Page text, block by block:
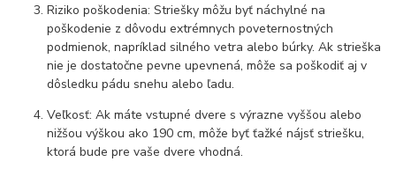
Riziko poškodenia: Striešky môžu byť náchylné na
poškodenie z dôvodu extrémnych poveternostných
podmienok, napríklad silného vetra alebo búrky. Ak strieška
nie je dostatočne pevne upevnená, môže sa poškodiť aj v
dôsledku pádu snehu alebo ľadu.
Veľkosť: Ak máte vstupné dvere s výrazne vyššou alebo
nižšou výškou ako 190 cm, môže byť ťažké nájsť striešku,
ktorá bude pre vaše dvere vhodná.